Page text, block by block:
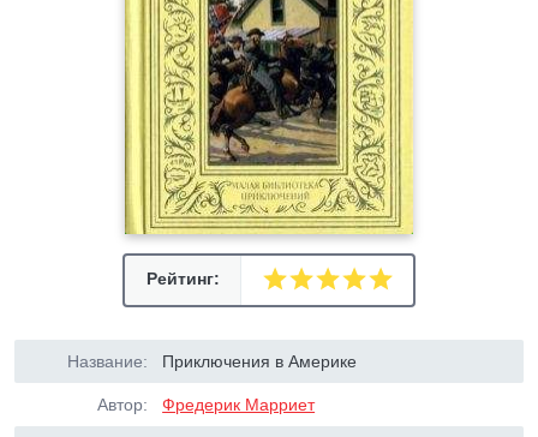
Рейтинг:
Название: Приключения в Америке
Автор: Фредерик Марриет